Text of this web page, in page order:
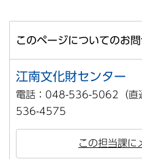
このページについてのお
江南文化財センター
電話：048-536-5062（
536-4575
この担当課に